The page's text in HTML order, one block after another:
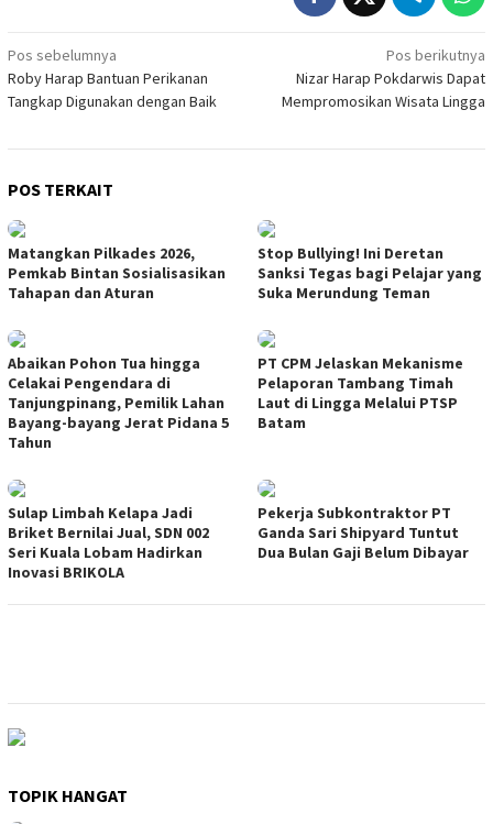
Navigasi
pos
Pos sebelumnya
Roby Harap Bantuan Perikanan
Tangkap Digunakan dengan Baik
Pos berikutnya
Nizar Harap Pokdarwis Dapat
Mempromosikan Wisata Lingga
POS TERKAIT
Matangkan Pilkades 2026,
Pemkab Bintan Sosialisasikan
Tahapan dan Aturan
Stop Bullying! Ini Deretan
Sanksi Tegas bagi Pelajar yang
Suka Merundung Teman
Abaikan Pohon Tua hingga
Celakai Pengendara di
Tanjungpinang, Pemilik Lahan
Bayang-bayang Jerat Pidana 5
Tahun
PT CPM Jelaskan Mekanisme
Pelaporan Tambang Timah
Laut di Lingga Melalui PTSP
Batam
Sulap Limbah Kelapa Jadi
Briket Bernilai Jual, SDN 002
Seri Kuala Lobam Hadirkan
Inovasi BRIKOLA
Pekerja Subkontraktor PT
Ganda Sari Shipyard Tuntut
Dua Bulan Gaji Belum Dibayar
TOPIK HANGAT